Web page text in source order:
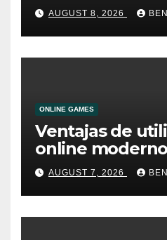
AUGUST 8, 2026
ONLINE GAMES
Ventajas de
online moderno
AUGUST 7, 2026